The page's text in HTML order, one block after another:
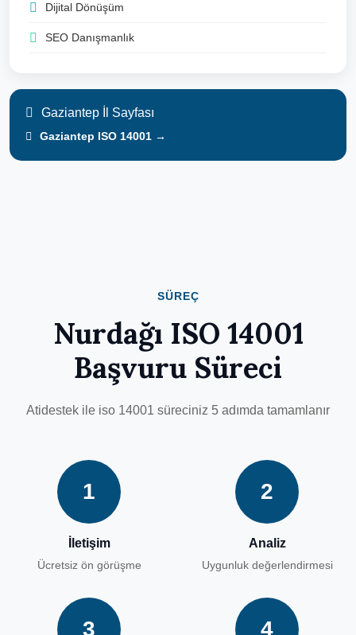
Dijital Dönüşüm
SEO Danışmanlık
Gaziantep İl Sayfası
Gaziantep ISO 14001 →
SÜREÇ
Nurdağı ISO 14001
Başvuru Süreci
Atidestek ile iso 14001 süreciniz 5 adımda tamamlanır
1
İletişim
Ücretsiz ön görüşme
2
Analiz
Uygunluk değerlendirmesi
3 4